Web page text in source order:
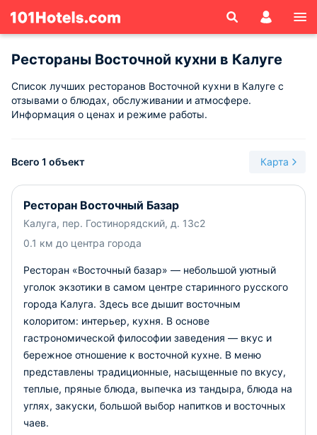
Рестораны Восточной кухни в Калуге
Список лучших ресторанов Восточной кухни в Калуге с
отзывами о блюдах, обслуживании и атмосфере.
Информация о ценах и режиме работы.
Всего 1 объект Карта
Ресторан Восточный Базар
Калуга, пер. Гостинорядский, д. 13с2
0.1 км до центра города
Ресторан «Восточный базар» — небольшой уютный
уголок экзотики в самом центре старинного русского
города Калуга. Здесь все дышит восточным
колоритом: интерьер, кухня. В основе
гастрономической философии заведения — вкус и
бережное отношение к восточной кухне. В меню
представлены традиционные, насыщенные по вкусу,
теплые, пряные блюда, выпечка из тандыра, блюда на
углях, закуски, большой выбор напитков и восточных
чаев.